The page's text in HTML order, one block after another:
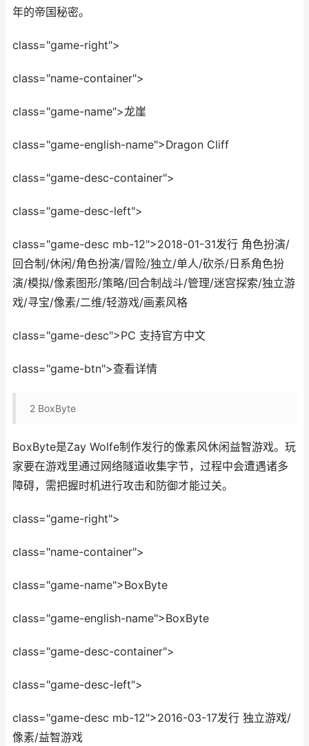
年的帝国秘密。
class="game-right">
class="name-container">
class="game-name">龙崖
class="game-english-name">Dragon Cliff
class="game-desc-container">
class="game-desc-left">
class="game-desc mb-12">2018-01-31发行 角色扮演/
回合制/休闲/角色扮演/冒险/独立/单人/砍杀/日系角色扮
演/模拟/像素图形/策略/回合制战斗/管理/迷宫探索/独立游
戏/寻宝/像素/二维/轻游戏/画素风格
class="game-desc">PC 支持官方中文
class="game-btn">查看详情
2 BoxByte
BoxByte是Zay Wolfe制作发行的像素风休闲益智游戏。玩
家要在游戏里通过网络隧道收集字节，过程中会遭遇诸多
障碍，需把握时机进行攻击和防御才能过关。
class="game-right">
class="name-container">
class="game-name">BoxByte
class="game-english-name">BoxByte
class="game-desc-container">
class="game-desc-left">
class="game-desc mb-12">2016-03-17发行 独立游戏/
像素/益智游戏